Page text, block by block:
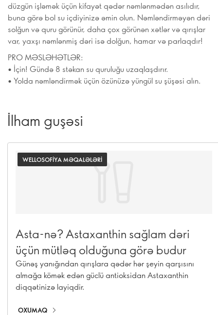
düzgün işləmək üçün kifayət qədər nəmlənmədən asılıdır,
buna görə bol su içdiyinizə əmin olun. Nəmləndirməyən dəri
solğun və quru görünür, daha çox görünən xətlər və qırışlar
var, yaxşı nəmlənmiş dəri isə dolğun, hamar və parlaqdır!
PRO MƏSLƏHƏTLƏR:
• İçin! Gündə 8 stəkan su quruluğu uzaqlaşdırır.
• Yolda nəmləndirmək üçün özünüzə yüngül su şüşəsi alın.
İlham guşəsi
WELLOSOFIYA MƏQALƏLƏRI
Asta-nə? Astaxanthin sağlam dəri
üçün mütləq olduğuna görə budur
Günəş yanığından qırışlara qədər hər şeyin qarşısını
almağa kömək edən güclü antioksidan Astaxanthin
diqqətinizə layiqdir.
OXUMAQ